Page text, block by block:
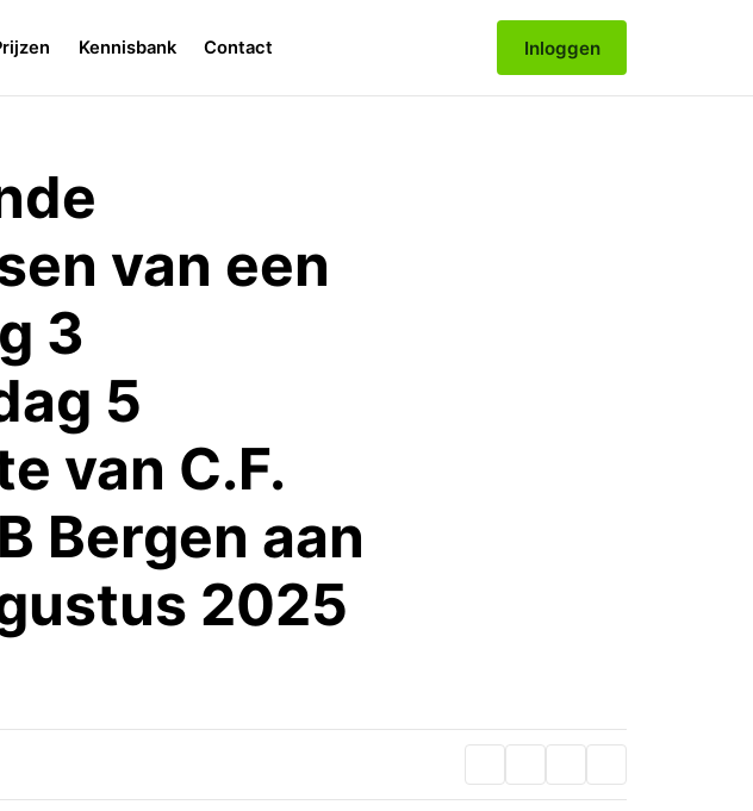
Kennisbank Contact Inloggen
van een
3
5
van C.F.
Bergen aan
2025